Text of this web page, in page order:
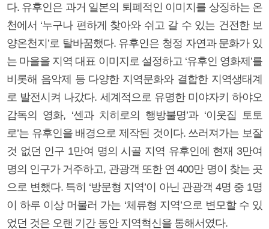
다. 유후인은 과거 일본의 퇴폐적인 이미지를 상징하는 온
천에서 ‘누구나 편하게 찾아와 쉬고 갈 수 있는 건전한 보
양온천지’로 탈바꿈했다. 유후인은 청정 자연과 문화가 있
는 마을을 지역 대표 이미지로 설정하고 ‘유후인 영화제’를
비롯해 음악제 등 다양한 지역문화와 결합한 지역생태계
로 발전시켜 나갔다. 세계적으로 유명한 미야자키 하야오
감독의 영화, ‘센과 치히로의 행방불명’과 ‘이웃집 토토
로’는 유후인을 배경으로 제작된 것이다. 쓰러져가는 보잘
것 없던 인구 1만여 명의 시골 지역 유후인에 현재 3만여
명의 인구가 거주하고, 관광객 또한 연 400만 명이 찾는 곳
으로 변했다. 특히 ‘방문형 지역’이 아닌 관광객 4명 중 1명
이 하루 이상 머물러 가는 ‘체류형 지역’으로 변모할 수 있
었던 것은 오랜 기간 동안 지역혁신을 통해서였다.